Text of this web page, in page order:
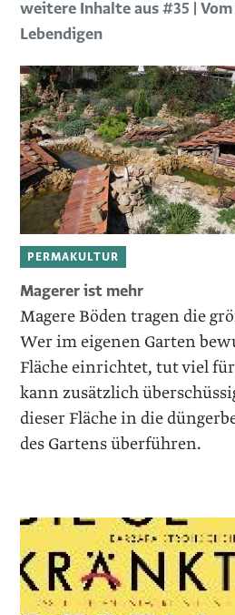
weitere Inhalte aus #35 |
Lebendigen
PERMAKULTUR
Magerer ist mehr
Magere Böden tragen die
Wer im eigenen Garten
Fläche einrichtet, tut viel
kann zusätzlich
dieser Fläche in die
des Gartens überführen.